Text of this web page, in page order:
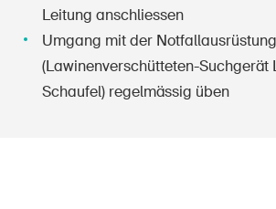
Leitung anschliessen
Umgang mit der Notfallausrüstung
(Lawinenverschütteten-Suchgerät
Schaufel) regelmässig üben